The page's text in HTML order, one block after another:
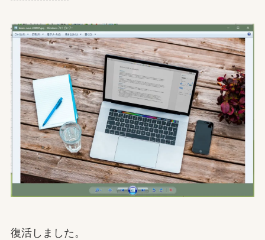
復活しました。